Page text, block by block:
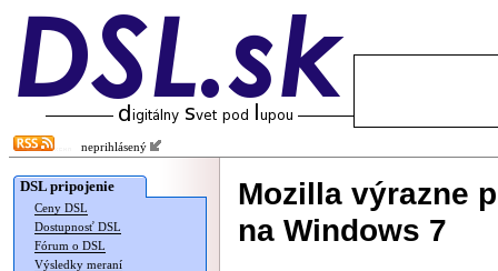
neprihlásený
DSL pripojenie
Ceny DSL
Dostupnosť DSL
Fórum o DSL
Výsledky meraní
Mozilla výrazne
na Windows 7